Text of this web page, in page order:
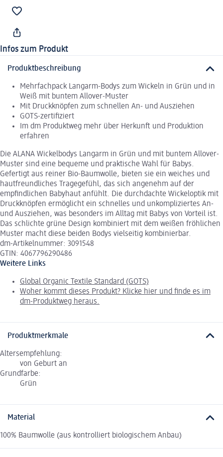
Infos zum Produkt
Produktbeschreibung
Mehrfachpack Langarm-Bodys zum Wickeln in Grün und in
Weiß mit buntem Allover-Muster
Mit Druckknöpfen zum schnellen An- und Ausziehen
GOTS-zertifiziert
Im dm Produktweg mehr über Herkunft und Produktion
erfahren
Die ALANA Wickelbodys Langarm in Grün und mit buntem Allover-
Muster sind eine bequeme und praktische Wahl für Babys.
Gefertigt aus reiner Bio-Baumwolle, bieten sie ein weiches und
hautfreundliches Tragegefühl, das sich angenehm auf der
empfindlichen Babyhaut anfühlt. Die durchdachte Wickeloptik mit
Druckknöpfen ermöglicht ein schnelles und unkompliziertes An-
und Ausziehen, was besonders im Alltag mit Babys von Vorteil ist.
Das schlichte grüne Design kombiniert mit dem weißen fröhlichen
Muster macht diese beiden Bodys vielseitig kombinierbar.
dm-Artikelnummer: 3091548
GTIN: 4067796290486
Weitere Links
Global Organic Textile Standard (GOTS)
Woher kommt dieses Produkt? Klicke hier und finde es im
dm-Produktweg heraus.
Produktmerkmale
Altersempfehlung:
von Geburt an
Grundfarbe:
Grün
Material
100% Baumwolle (aus kontrolliert biologischem Anbau)